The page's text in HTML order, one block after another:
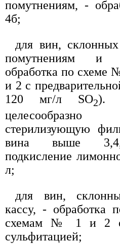
помутнениям, -
4б;
для вин,
помутнениям и
обработка по
и 2 с
120 мг/л SO2).
стерилизующую
вина выше 3,4,
подкисление
л;
для вин,
кассу, -
схемам № 1 и 2 с
сульфитацией;